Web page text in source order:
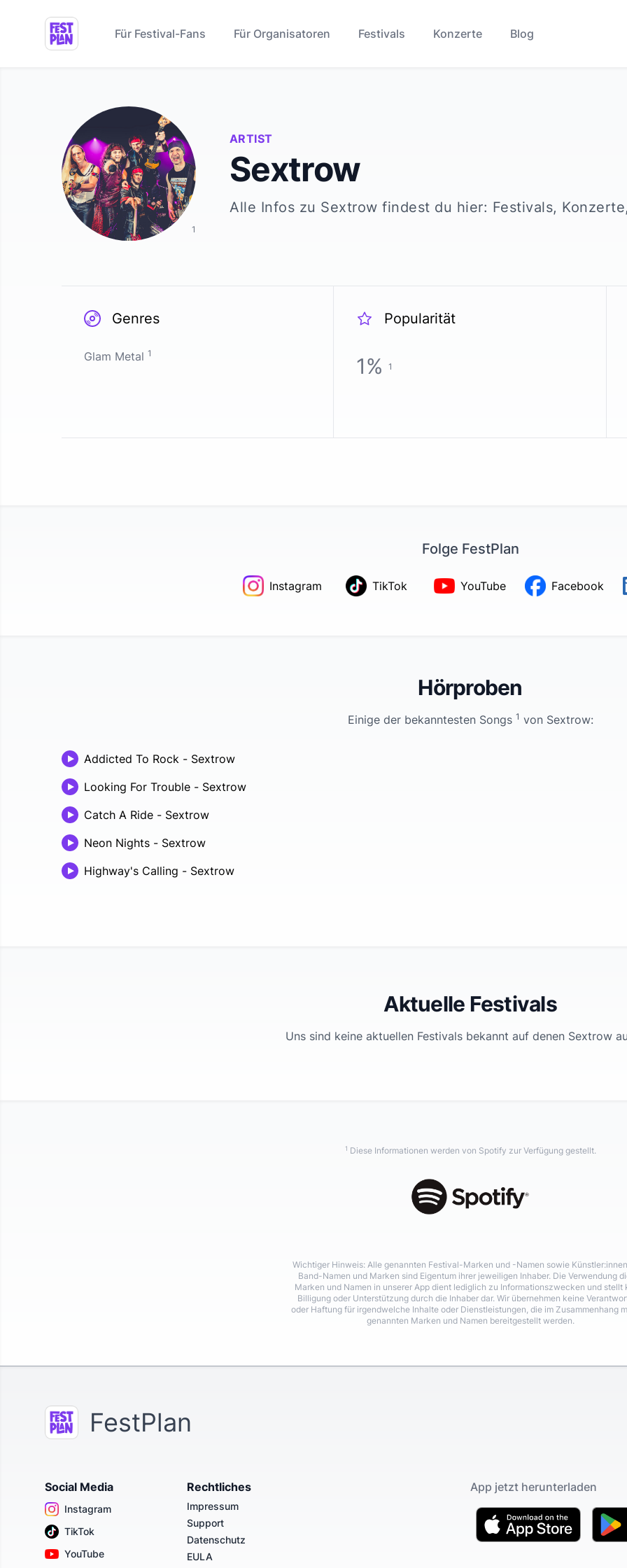
Für Festival-Fans Für Organisatoren Festivals Konzerte Blog
ARTIST
Sextrow
Alle Infos zu Sextrow findest du hier: Festivals,
1
Genres
Glam Metal 1
Popularität
1% 1
Folge FestPlan
Instagram TikTok YouTube Facebook
Hörproben
Einige der bekanntesten Songs 1 von Sextrow:
Addicted To Rock - Sextrow
Looking For Trouble - Sextrow
Catch A Ride - Sextrow
Neon Nights - Sextrow
Highway's Calling - Sextrow
Aktuelle Festivals
Uns sind keine aktuellen Festivals bekannt auf denen Sextrow
1 Diese Informationen werden von Spotify zur Verfügung gestellt.
Wichtiger Hinweis: Alle genannten Festival-Marken und -Namen sowie
Band-Namen und Marken sind Eigentum ihrer jeweiligen Inhaber. Die Verwendung
Marken und Namen in unserer App dient lediglich zu Informationszwecken und stellt
Billigung oder Unterstützung durch die Inhaber dar. Wir übernehmen keine
oder Haftung für irgendwelche Inhalte oder Dienstleistungen, die im Zusammenhang
genannten Marken und Namen bereitgestellt werden.
FestPlan
Social Media
Instagram
TikTok
YouTube
Rechtliches
Impressum
Support
Datenschutz
EULA
App jetzt herunterladen